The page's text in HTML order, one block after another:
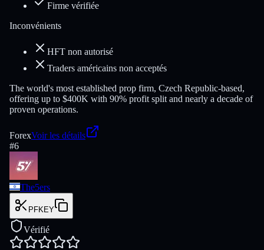
Firme vérifiée
Inconvénients
HFT non autorisé
Traders américains non acceptés
The world's most established prop firm, Czech Republic-based,
offering up to $400K with 90% profit split and nearly a decade of
proven operations.
ForexVoir les détails
#6
The5ers
PFKEY
Vérifié